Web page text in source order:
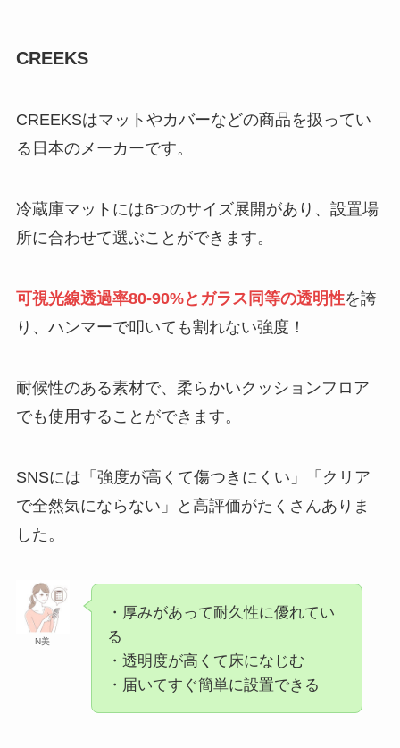
CREEKS
CREEKSはマットやカバーなどの商品を扱ってい
る日本のメーカーです。
冷蔵庫マットには6つのサイズ展開があり、設置場
所に合わせて選ぶことができます。
可視光線透過率80-90%とガラス同等の透明性を誇
り、ハンマーで叩いても割れない強度！
耐候性のある素材で、柔らかいクッションフロア
でも使用することができます。
SNSには「強度が高くて傷つきにくい」「クリア
で全然気にならない」と高評価がたくさんありま
した。
N美
・厚みがあって耐久性に優れてい
る
・透明度が高くて床になじむ
・届いてすぐ簡単に設置できる